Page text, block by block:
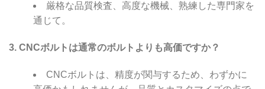
厳格な品質検査、高度な機械、熟練した専門家を
通じて。
3. CNCボルトは通常のボルトよりも高価ですか？
CNCボルトは、精度が関与するため、わずかに